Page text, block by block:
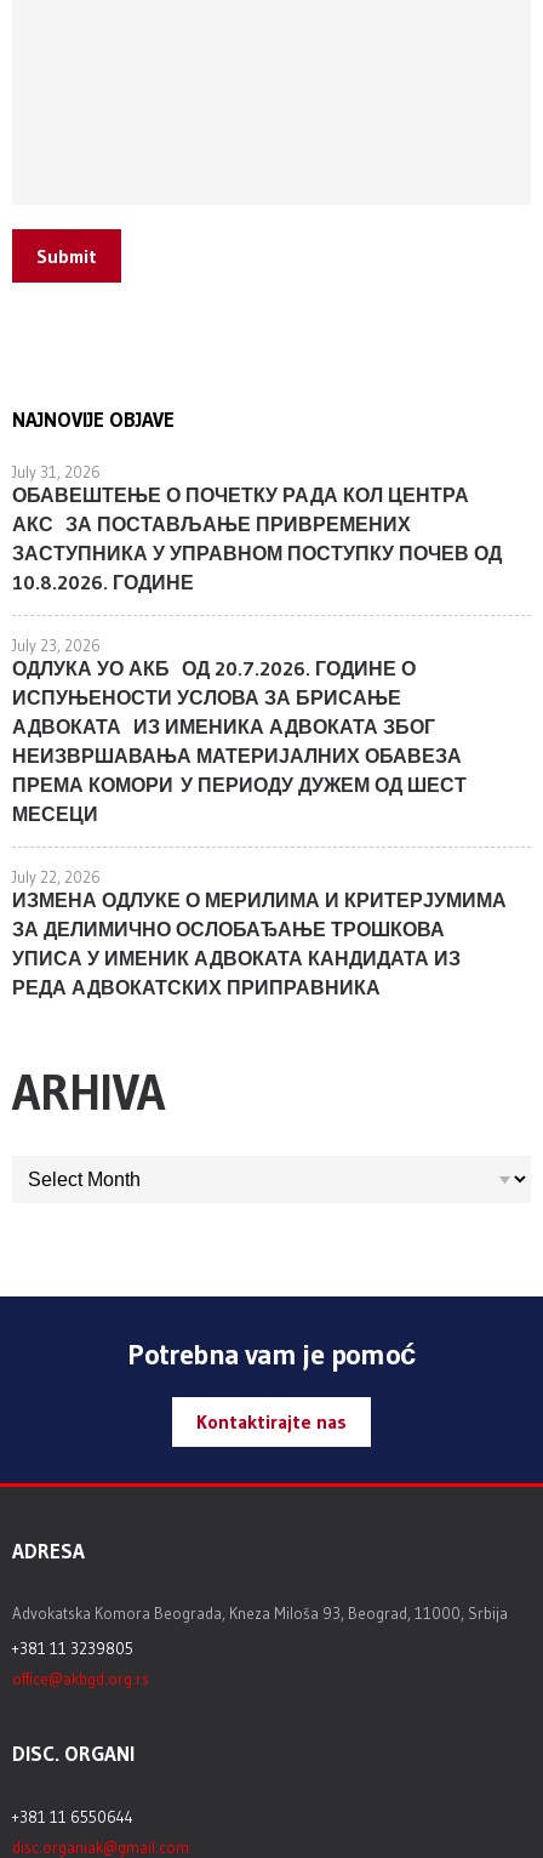
Submit
NAJNOVIJE OBJAVE
July 31, 2026
ОБАВЕШТЕЊЕ О ПОЧЕТКУ РАДА КОЛ ЦЕНТРА
АКС ЗА ПОСТАВЉАЊЕ ПРИВРЕМЕНИХ
ЗАСТУПНИКА У УПРАВНОМ ПОСТУПКУ ПОЧЕВ ОД
10.8.2026. ГОДИНЕ
July 23, 2026
ОДЛУКА УО АКБ ОД 20.7.2026. ГОДИНЕ О
ИСПУЊЕНОСТИ УСЛОВА ЗА БРИСАЊЕ
АДВОКАТА ИЗ ИМЕНИКА АДВОКАТА ЗБОГ
НЕИЗВРШАВАЊА МАТЕРИЈАЛНИХ ОБАВЕЗА
ПРЕМА КОМОРИ У ПЕРИОДУ ДУЖЕМ ОД ШЕСТ
МЕСЕЦИ
July 22, 2026
ИЗМЕНА ОДЛУКЕ О МЕРИЛИМА И КРИТЕРЈУМИМА
ЗА ДЕЛИМИЧНО ОСЛОБАЂАЊЕ ТРОШКОВА
УПИСА У ИМЕНИК АДВОКАТА КАНДИДАТА ИЗ
РЕДА АДВОКАТСКИХ ПРИПРАВНИКА
ARHIVA
ARHIVA
Potrebna vam je pomoć
Kontaktirajte nas
ADRESA
Advokatska Komora Beograda, Kneza Miloša 93, Beograd, 11000, Srbija
+381 11 3239805
office@akbgd.org.rs
DISC. ORGANI
+381 11 6550644
disc.organiak@gmail.com